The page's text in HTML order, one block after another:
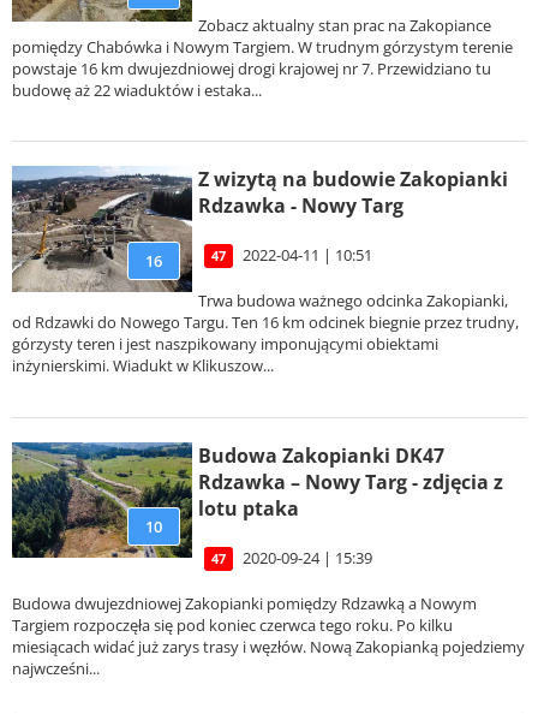
Zobacz aktualny stan prac na Zakopiance
pomiędzy Chabówka i Nowym Targiem. W trudnym górzystym terenie
powstaje 16 km dwujezdniowej drogi krajowej nr 7. Przewidziano tu
budowę aż 22 wiaduktów i estaka...
16
Z wizytą na budowie Zakopianki
Rdzawka - Nowy Targ
47 2022-04-11 | 10:51
Trwa budowa ważnego odcinka Zakopianki,
od Rdzawki do Nowego Targu. Ten 16 km odcinek biegnie przez trudny,
górzysty teren i jest naszpikowany imponującymi obiektami
inżynierskimi. Wiadukt w Klikuszow...
10
Budowa Zakopianki DK47
Rdzawka – Nowy Targ - zdjęcia z
lotu ptaka
47 2020-09-24 | 15:39
Budowa dwujezdniowej Zakopianki pomiędzy Rdzawką a Nowym
Targiem rozpoczęła się pod koniec czerwca tego roku. Po kilku
miesiącach widać już zarys trasy i węzłów. Nową Zakopianką pojedziemy
najwcześni...